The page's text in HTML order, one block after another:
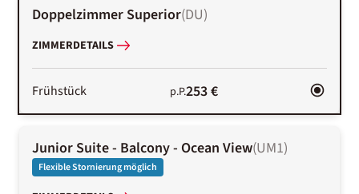
Doppelzimmer Superior(DU)
ZIMMERDETAILS
Frühstück p.P.253 €
Junior Suite - Balcony - Ocean View(UM1)
Flexible Stornierung möglich